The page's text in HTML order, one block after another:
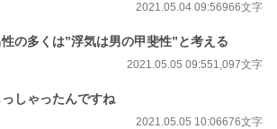
2021.05.04 09:56966文字
の多くは”浮気は男の甲斐性”と考える
2021.05.05 09:551,097文字
しゃったんですね
2021.05.05 10:06676文字